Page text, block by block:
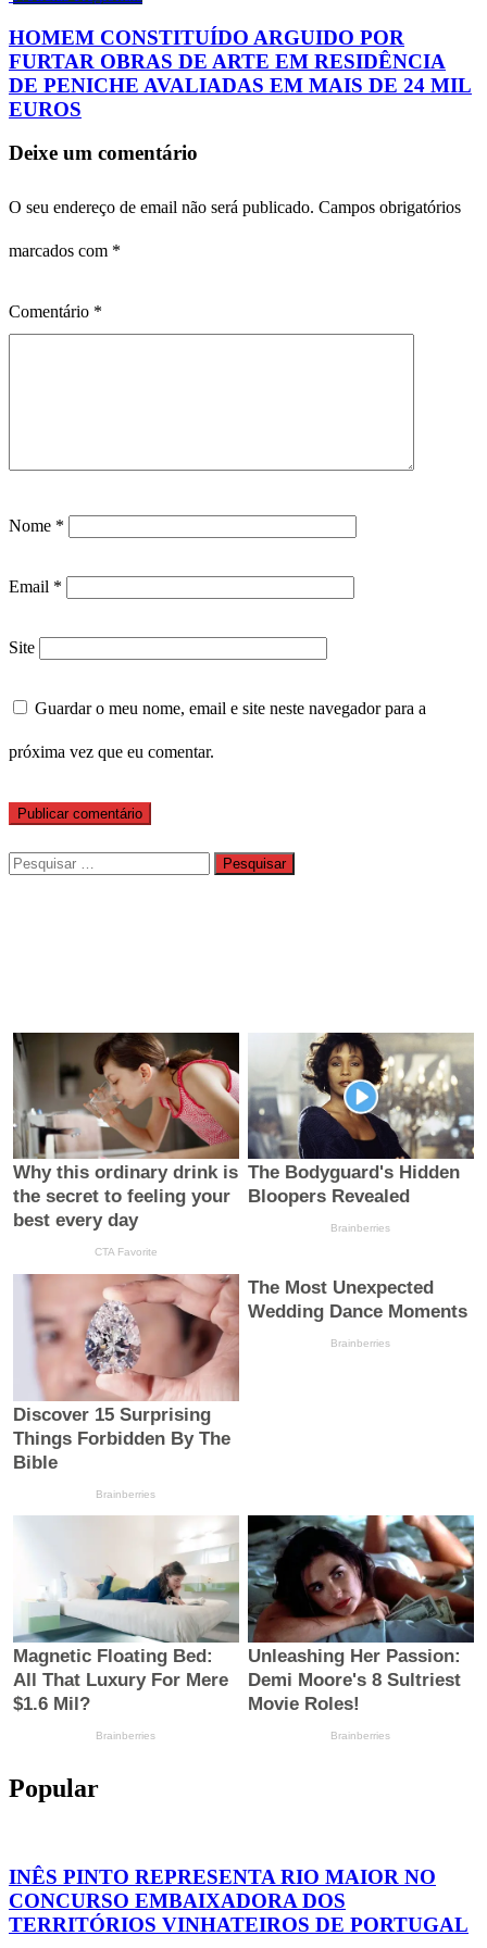
HOMEM CONSTITUÍDO ARGUIDO POR
FURTAR OBRAS DE ARTE EM RESIDÊNCIA
DE PENICHE AVALIADAS EM MAIS DE 24 MIL
EUROS
Deixe um comentário
O seu endereço de email não será publicado. Campos obrigatórios
marcados com *
Comentário *
Nome *
Email *
Site
Guardar o meu nome, email e site neste navegador para a
próxima vez que eu comentar.
Pesquisar
por:
Popular
INÊS PINTO REPRESENTA RIO MAIOR NO
CONCURSO EMBAIXADORA DOS
TERRITÓRIOS VINHATEIROS DE PORTUGAL